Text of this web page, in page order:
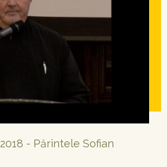
2018 - Părintele Sofian